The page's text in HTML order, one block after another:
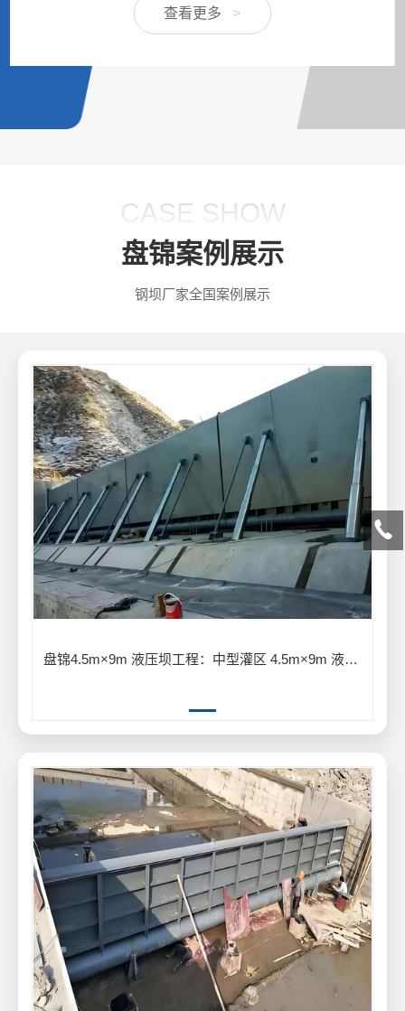
查看更多 >
CASE SHOW
盘锦案例展示
钢坝厂家全国案例展示
盘锦4.5m×9m 液压坝工程：中型灌区 4.5m×9m 液压坝输水灌溉工程案例